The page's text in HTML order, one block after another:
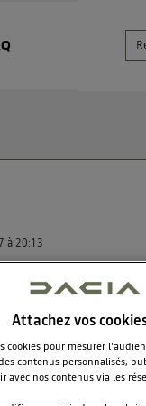
à20:13
électronique
Attachez vos
pour mesurer
contenus personnalisés,
avec nos contenus via les